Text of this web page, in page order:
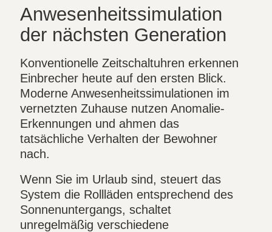
Anwesenheitssimulation
der nächsten Generation
Konventionelle Zeitschaltuhren erkennen
Einbrecher heute auf den ersten Blick.
Moderne Anwesenheitssimulationen im
vernetzten Zuhause nutzen Anomalie-
Erkennungen und ahmen das
tatsächliche Verhalten der Bewohner
nach.
Wenn Sie im Urlaub sind, steuert das
System die Rollläden entsprechend des
Sonnenuntergangs, schaltet
unregelmäßig verschiedene